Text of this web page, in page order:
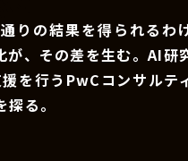
りの結果を得られる
、その差を生む。AI
を行うPwCコンサル
る。